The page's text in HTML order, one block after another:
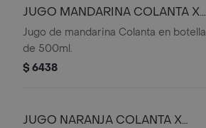
JUGO MANDARINA COLANTA X
500ML
Jugo de mandarina Colanta en botella
de 500ml.
$ 6438
JUGO NARANJA COLANTA X